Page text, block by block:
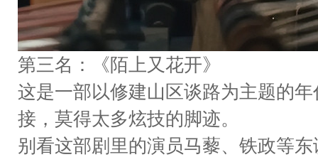
第三名：《陌上又花开》
这是一部以修建山区谈路为主题的
接，莫得太多炫技的脚迹。
别看这部剧里的演员马藜、铁政等